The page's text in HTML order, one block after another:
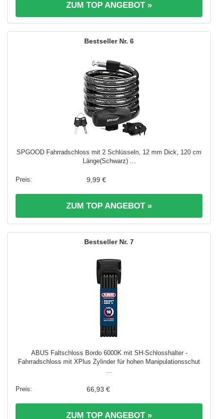
ZUM TOP ANGEBOT »
6
SPGOOD Fahrradschloss mit 2 Schlüsseln, 12 mm Dick, 120 cm
Länge(Schwarz) ...
9,99 €
ZUM TOP ANGEBOT »
7
ABUS Faltschloss Bordo 6000K mit SH-Schlosshalter -
Fahrradschloss mit XPlus Zylinder für hohen Manipulationsschut
...
66,93 €
ZUM TOP ANGEBOT »